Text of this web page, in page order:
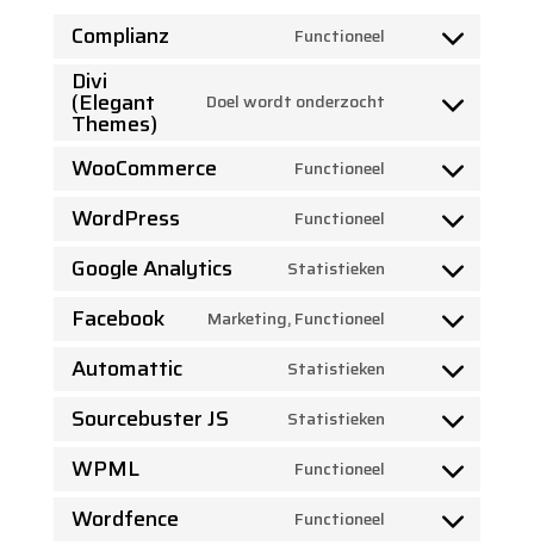
Complianz Functioneel
Consent
service
Divi
(Elegant
Themes)
Doel wordt onderzocht
Consent
service
themes)
WooCommerce Functioneel
Consent
woocommerce
WordPress Functioneel
Consent
wordpress
Google Analytics Statistieken
Consent
google-
analytics
Facebook Marketing, Functioneel
Consent
facebook
Automattic Statistieken
Consent
automattic
Sourcebuster JS Statistieken
Consent
sourcebuster-
WPML Functioneel
Consent
Wordfence Functioneel
Consent